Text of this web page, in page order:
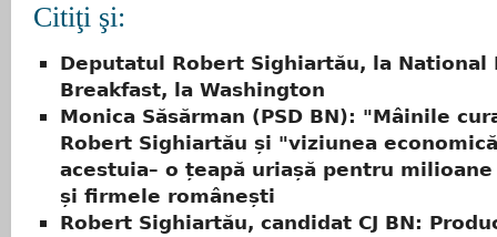
Citiţi şi:
Deputatul Robert Sighiartău, la National
Breakfast, la Washington
Monica Săsărman (PSD BN): "Mâinile
Robert Sighiartău și "viziunea
acestuia– o țeapă uriașă pentru
și firmele românești
Robert Sighiartău, candidat CJ BN: